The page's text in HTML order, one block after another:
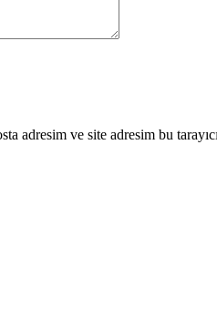
adresim ve site adresim bu